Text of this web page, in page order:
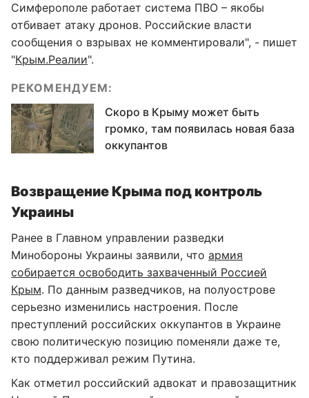
Симферополе работает система ПВО – якобы
отбивает атаку дронов. Российские власти
сообщения о взрывах не комментировали", - пишет
"Крым.Реалии".
РЕКОМЕНДУЕМ:
Скоро в Крыму может быть
громко, там появилась новая база
оккупантов
Возвращение Крыма под контроль
Украины
Ранее в Главном управлении разведки
Минобороны Украины заявили, что армия
собирается освободить захваченный Россией
Крым. По данным разведчиков, на полуострове
серьезно изменились настроения. После
преступлений российских оккупантов в Украине
свою политическую позицию поменяли даже те,
кто поддерживал режим Путина.
Как отметил российский адвокат и правозащитник